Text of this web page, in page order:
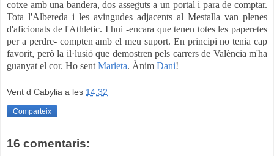
cotxe amb una bandera, dos asseguts a un portal i para de comptar.
Tota l'Albereda i les avingudes adjacents al Mestalla van plenes
d'aficionats de l'Athletic. I hui -encara que tenen totes les paperetes
per a perdre- compten amb el meu suport. En principi no tenia cap
favorit, però la il·lusió que demostren pels carrers de València m'ha
guanyat el cor. Ho sent Marieta. Ànim Dani!
Vent d Cabylia a les 14:32
Comparteix
16 comentaris: